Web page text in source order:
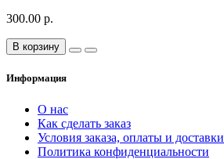
300.00 р.
В корзину
Информация
О нас
Как сделать заказ
Условия заказа, оплаты и доставки
Политика конфиденциальности